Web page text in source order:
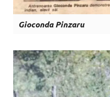
Gioconda Pinzaru